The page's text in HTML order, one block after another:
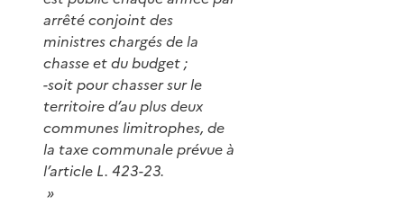
arrêté conjoint des
ministres chargés de la
chasse et du budget ;
-soit pour chasser sur le
territoire d’au plus deux
communes limitrophes, de
la taxe communale prévue à
l’article L. 423-23.
»